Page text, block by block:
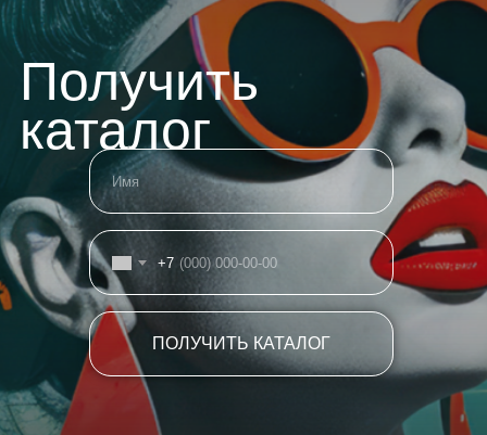
Получить
каталог
+7
ПОЛУЧИТЬ КАТАЛОГ